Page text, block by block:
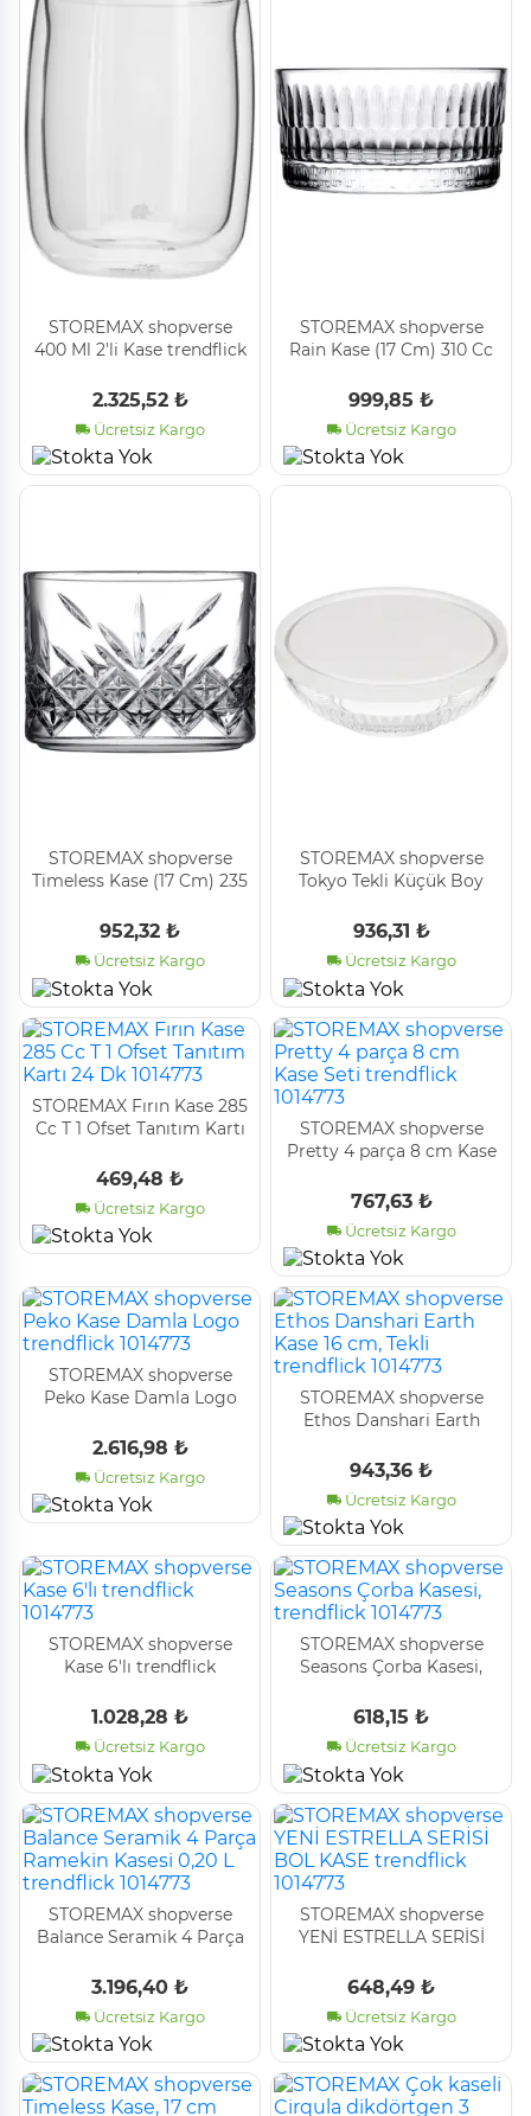
STOREMAX shopverse
400 Ml 2'li Kase trendflick
2.325,52 ₺
Ücretsiz Kargo
STOREMAX shopverse
Rain Kase (17 Cm) 310 Cc
Hk 24 Dk trendflick
1014773
999,85 ₺
Ücretsiz Kargo
STOREMAX shopverse
Timeless Kase (17 Cm) 235
Ofset Hk 24 Dk trendflick
952,32 ₺
Ücretsiz Kargo
STOREMAX shopverse
Tokyo Tekli Küçük Boy
936,31 ₺
Ücretsiz Kargo
STOREMAX Fırın Kase 285
Cc T 1 Ofset Tanıtım Kartı
469,48 ₺
Ücretsiz Kargo
STOREMAX shopverse
Pretty 4 parça 8 cm Kase
767,63 ₺
Ücretsiz Kargo
STOREMAX shopverse
Peko Kase Damla Logo
2.616,98 ₺
Ücretsiz Kargo
STOREMAX shopverse
Ethos Danshari Earth
trendflick 1014773
943,36 ₺
Ücretsiz Kargo
STOREMAX shopverse
Kase 6'lı trendflick
1.028,28 ₺
Ücretsiz Kargo
STOREMAX shopverse
Seasons Çorba Kasesi,
618,15 ₺
Ücretsiz Kargo
STOREMAX shopverse
Balance Seramik 4 Parça
trendflick 1014773
3.196,40 ₺
Ücretsiz Kargo
STOREMAX shopverse
YENİ ESTRELLA SERİSİ
1014773
648,49 ₺
Ücretsiz Kargo